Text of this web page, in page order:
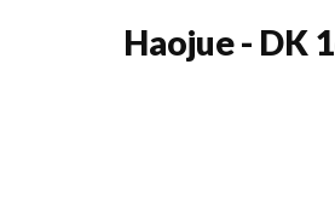
Haojue - DK